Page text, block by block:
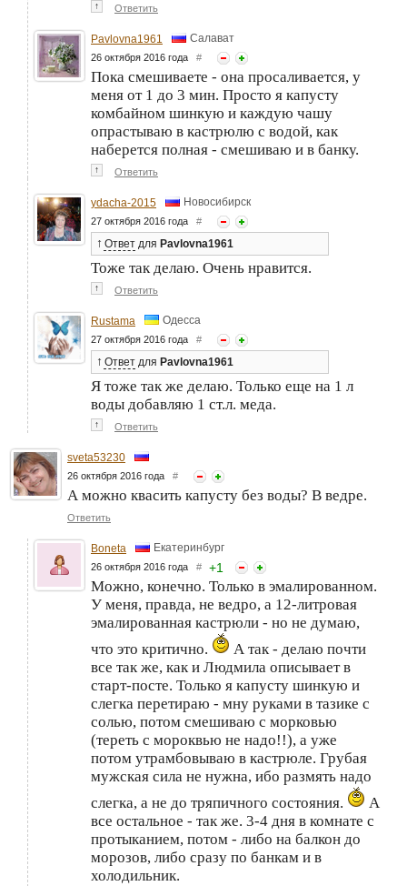
↑ Ответить
Pavlovna1961 Салават
26 октября 2016 года #
Пока смешиваете - она просаливается, у
меня от 1 до 3 мин. Просто я капусту
комбайном шинкую и каждую чашу
опрастываю в кастрюлю с водой, как
наберется полная - смешиваю и в банку.
↑ Ответить
ydacha-2015 Новосибирск
27 октября 2016 года #
↑ Ответ для Pavlovna1961
Тоже так делаю. Очень нравится.
↑ Ответить
Rustama Одесса
27 октября 2016 года #
↑ Ответ для Pavlovna1961
Я тоже так же делаю. Только еще на 1 л
воды добавляю 1 ст.л. меда.
↑ Ответить
sveta53230
26 октября 2016 года #
А можно квасить капусту без воды? В ведре.
Ответить
Boneta Екатеринбург
26 октября 2016 года # +1
Можно, конечно. Только в эмалированном.
У меня, правда, не ведро, а 12-литровая
эмалированная кастрюли - но не думаю,
что это критично.
А так - делаю почти
все так же, как и Людмила описывает в
старт-посте. Только я капусту шинкую и
слегка перетираю - мну руками в тазике с
солью, потом смешиваю с морковью
(тереть с мороквью не надо!!), а уже
потом утрамбовываю в кастрюле. Грубая
мужская сила не нужна, ибо размять надо
слегка, а не до тряпичного состояния.
А
все остальное - так же. 3-4 дня в комнате с
протыканием, потом - либо на балкон до
морозов, либо сразу по банкам и в
холодильник.